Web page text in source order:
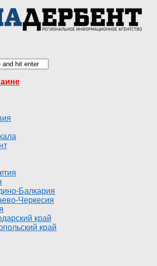
Балкария
Черкесия
край
край